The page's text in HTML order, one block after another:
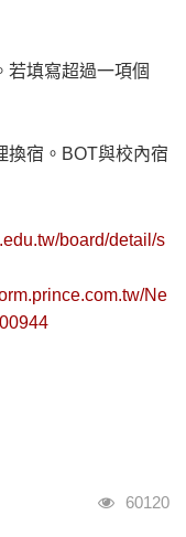
若填寫超過一項個
換宿。BOT與校內宿
board/detail/s
Ne
瀏覽人次
60120